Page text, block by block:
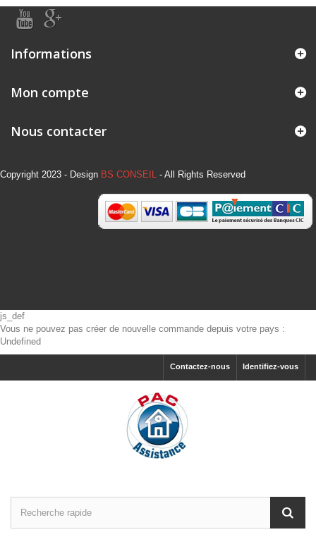
Informations
Mon compte
Nous contacter
Copyright 2023 - Design BS CONSEIL - All Rights Reserved
js_def
Vous ne pouvez pas créer de nouvelle commande depuis votre pays :
Undefined
Identifiez-vous
Contactez-nous